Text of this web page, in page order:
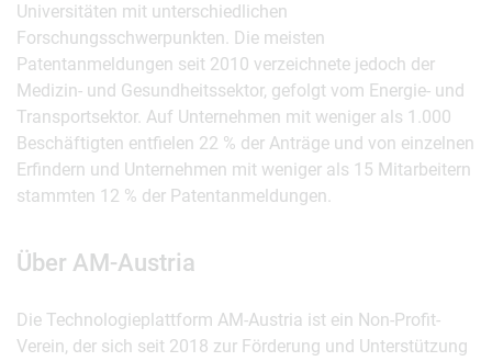
Universitäten mit unterschiedlichen
Forschungsschwerpunkten. Die meisten
Patentanmeldungen seit 2010 verzeichnete jedoch der
Medizin- und Gesundheitssektor, gefolgt vom Energie- und
Transportsektor. Auf Unternehmen mit weniger als 1.000
Beschäftigten entfielen 22 % der Anträge und von einzelnen
Erfindern und Unternehmen mit weniger als 15 Mitarbeitern
stammten 12 % der Patentanmeldungen.
Über AM-Austria
Die Technologieplattform AM-Austria ist ein Non-Profit-
Verein, der sich seit 2018 zur Förderung und Unterstützung